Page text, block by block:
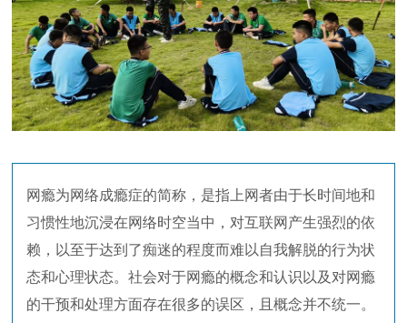
网瘾为网络成瘾症的简称，是指上网者由于长时间地和
习惯性地沉浸在网络时空当中，对互联网产生强烈的依
赖，以至于达到了痴迷的程度而难以自我解脱的行为状
态和心理状态。社会对于网瘾的概念和认识以及对网瘾
的干预和处理方面存在很多的误区，且概念并不统一。